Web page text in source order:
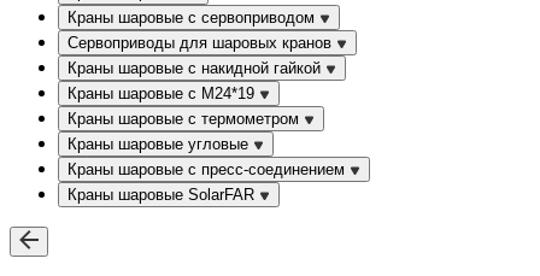
Краны шаровые с сервоприводом
Сервоприводы для шаровых кранов
Краны шаровые с накидной гайкой
Краны шаровые с М24*19
Краны шаровые с термометром
Краны шаровые угловые
Краны шаровые c пресс-соединением
Краны шаровые SolarFAR